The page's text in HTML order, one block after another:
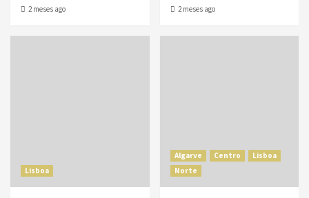
2 meses ago 2 meses ago
Lisboa
Algarve Centro
Lisboa
Norte